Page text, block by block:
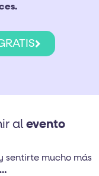
al evento
sentirte mucho más